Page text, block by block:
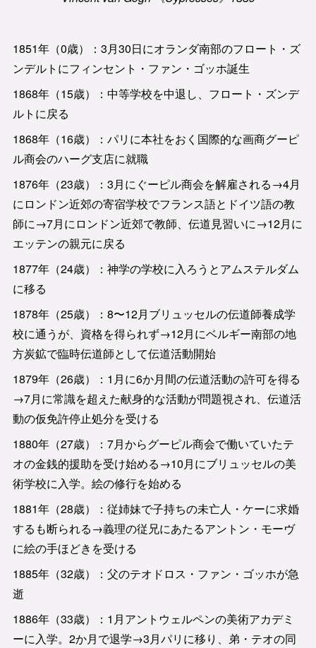
1851年（0歳）：3月30日にオランダ南部のフロート・ズ
ンデルトにフィンセント・ファン・ゴッホ誕生
1868年（15歳）：中等学校を中退し、フロート・ズンデ
ルトに戻る
1868年（16歳）：パリに本社をおく国際的な画商グーピ
ル商会のハーグ支店に就職
1876年（23歳）：3月にぐーピル商会を解雇される→4月
にロンドン近郊の寄宿学校でフランス語とドイツ語の教
師に→7月にロンドン近郊で教師、伝道見習いに→12月に
エッテンの親元に戻る
1877年（24歳）：神学の学校に入ろうとアムステルダム
に移る
1878年（25歳）：8〜12月ブリュッセルの伝道師養成学
校に通うが、資格を得られず→12月にベルギー南部の地
方炭鉱で臨時伝道師として伝道活動開始
1879年（26歳）：1月に6か月間の伝道活動の許可を得る
→7月に常識を超えた献身的な活動が問題視され、伝道活
動の仮免許停止処分を受ける
1880年（27歳）：7月からグーピル商会で働いていたテ
オの金銭的援助を受け始める→10月にブリュッセルの美
術学校に入学。絵の修行を始める
1881年（28歳）：従姉妹で子持ちの未亡人・ケーに求婚
するも断られる→義理の従兄にあたるアントン・モーヴ
に絵の手ほどきを受ける
1885年（32歳）：父のテオドロス・ファン・ゴッホが急
逝
1886年（33歳）：1月アントウェルペンの美術アカデミ
ーに入学。2か月で退学→3月パリに移り、弟・テオの同